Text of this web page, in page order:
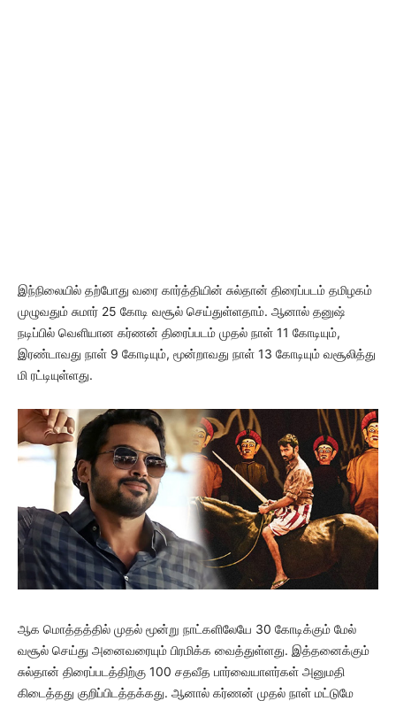
இந்நிலையில் தற்போது வரை கார்த்தியின் சுல்தான் திரைப்படம் தமிழகம்
முழுவதும் சுமார் 25 கோடி வசூல் செய்துள்ளதாம். ஆனால் தனுஷ்
நடிப்பில் வெளியான கர்ணன் திரைப்படம் முதல் நாள் 11 கோடியும்,
இரண்டாவது நாள் 9 கோடியும், மூன்றாவது நாள் 13 கோடியும் வசூலித்து
மி ரட்டியுள்ளது.
ஆக மொத்தத்தில் முதல் மூன்று நாட்களிலேயே 30 கோடிக்கும் மேல்
வசூல் செய்து அனைவரையும் பிரமிக்க வைத்துள்ளது. இத்தனைக்கும்
சுல்தான் திரைப்படத்திற்கு 100 சதவீத பார்வையாளர்கள் அனுமதி
கிடைத்தது குறிப்பிடத்தக்கது. ஆனால் கர்ணன் முதல் நாள் மட்டுமே